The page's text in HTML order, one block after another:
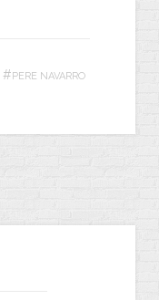
#PERE NAVARRO